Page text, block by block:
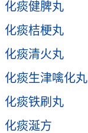
化痰健脾丸
化痰桔梗丸
化痰清火丸
化痰生津噙化丸
化痰铁刷丸
化痰涎方